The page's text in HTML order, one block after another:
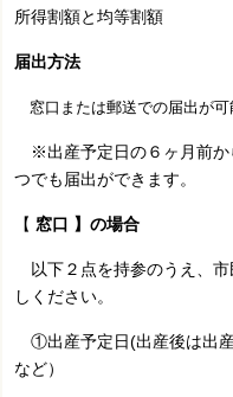
所得割額と均等割額
届出方法
窓口または郵送での届出が可
※出産予定日の６ヶ月前か
つでも届出ができます。
【 窓口 】の場合
以下２点を持参のうえ、
しください。
①出産予定日(出産後は出
など）